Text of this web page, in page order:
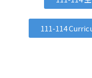
111-114